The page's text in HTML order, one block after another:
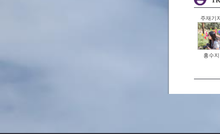
주재기
홍수지